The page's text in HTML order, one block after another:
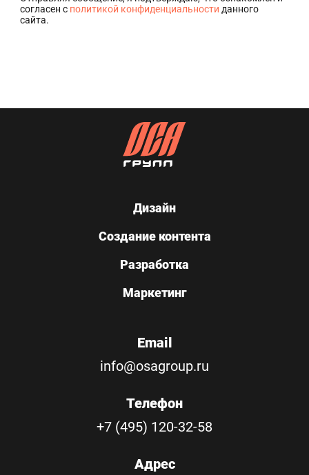
согласен с политикой конфиденциальности данного
сайта.
Дизайн
Создание контента
Разработка
Маркетинг
Email
info@osagroup.ru
Телефон
+7 (495) 120-32-58
Адрес